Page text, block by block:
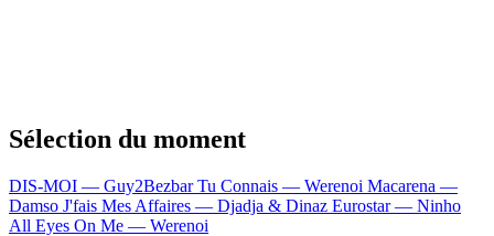
Sélection du moment
DIS-MOI — Guy2BezbarTu Connais — Werenoi Macarena —
Damso J'fais Mes Affaires — Djadja & Dinaz Eurostar — Ninho
All Eyes On Me — Werenoi